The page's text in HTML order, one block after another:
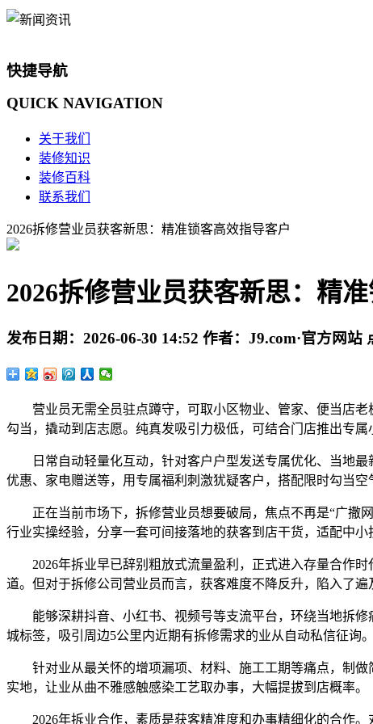
快捷导航
QUICK NAVIGATION
关于我们
装修知识
装修百科
联系我们
2026拆修营业员获客新思：精准锁客高效指导客户
2026拆修营业员获客新思：精
发布日期： 2026-06-30 14:52 作者： J9.com·官方网站
营业员无需全员驻点蹲守，可取小区物业、管家、便当店老
勾当，撬动到店志愿。纯真发吸引力极低，可结合门店推出专
日常自动轻量化互动，针对客户户型发送专属优化、当地最
优惠、家电赠送等，用专属福利刺激犹疑客户，搭配限时勾当空
正在当前市场下，拆修营业员想要破局，焦点不再是“广撒网
行业实操经验，分享一套可间接落地的获客到店干货，适配中小
2026年拆业早已辞别粗放式流量盈利，正式进入存量合作时
道。但对于拆修公司营业员而言，获客难度不降反升，陷入了遍
能够深耕抖音、小红书、视频号等支流平台，环绕当地拆修
城标签，吸引周边5公里内近期有拆修需求的业从自动私信征询。
针对业从最关怀的增项漏项、材料、施工工期等痛点，制做
实地，让业从曲不雅感触感染工艺取办事，大幅提拔到店概率。
2026年拆业合作，素质是获客精准度和办事精细化的合作。